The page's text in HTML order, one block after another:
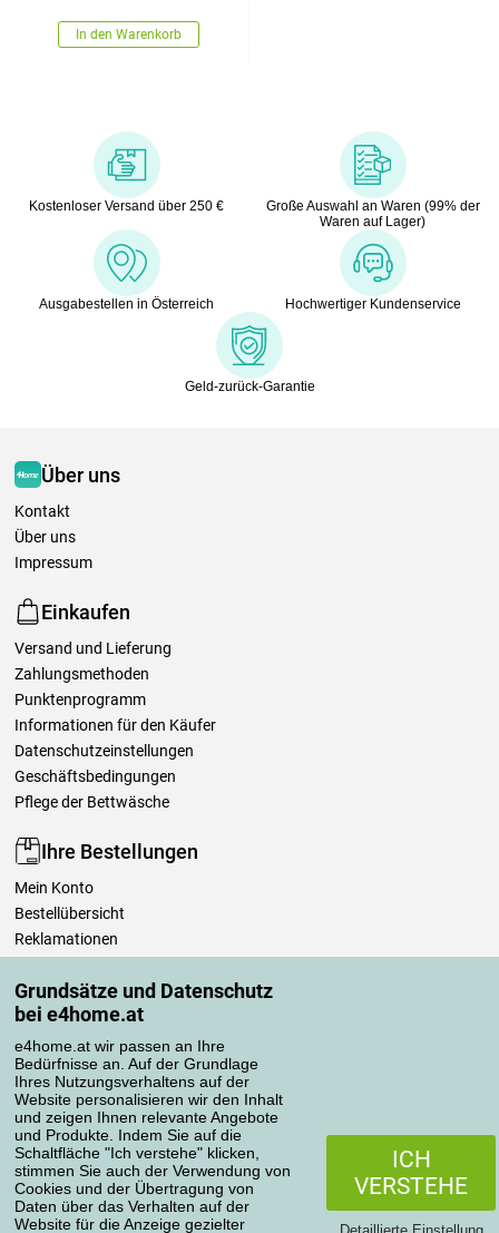
Grundsätze und Datenschutz
bei e4home.at
e4home.at wir passen an Ihre
Bedürfnisse an. Auf der Grundlage
Ihres Nutzungsverhaltens auf der
Website personalisieren wir den Inhalt
und zeigen Ihnen relevante Angebote
und Produkte. Indem Sie auf die
Schaltfläche "Ich verstehe" klicken,
stimmen Sie auch der Verwendung von
Cookies und der Übertragung von
Daten über das Verhalten auf der
Website für die Anzeige gezielter
ICH
VERSTEHE
Detaillierte Einstellung
In den Warenkorb
Kostenloser Versand über 250 €
Große Auswahl an Waren (99% der
Waren auf Lager)
Ausgabestellen in Österreich Hochwertiger Kundenservice
Geld-zurück-Garantie
Über uns
Kontakt
Über uns
Impressum
Einkaufen
Versand und Lieferung
Zahlungsmethoden
Punktenprogramm
Informationen für den Käufer
Datenschutzeinstellungen
Geschäftsbedingungen
Pflege der Bettwäsche
Ihre Bestellungen
Mein Konto
Bestellübersicht
Reklamationen
Einfach mehr wissen
Richtlinien zur Verarbeitung von Bewertungen
Transportarten
Zahlungsmethoden